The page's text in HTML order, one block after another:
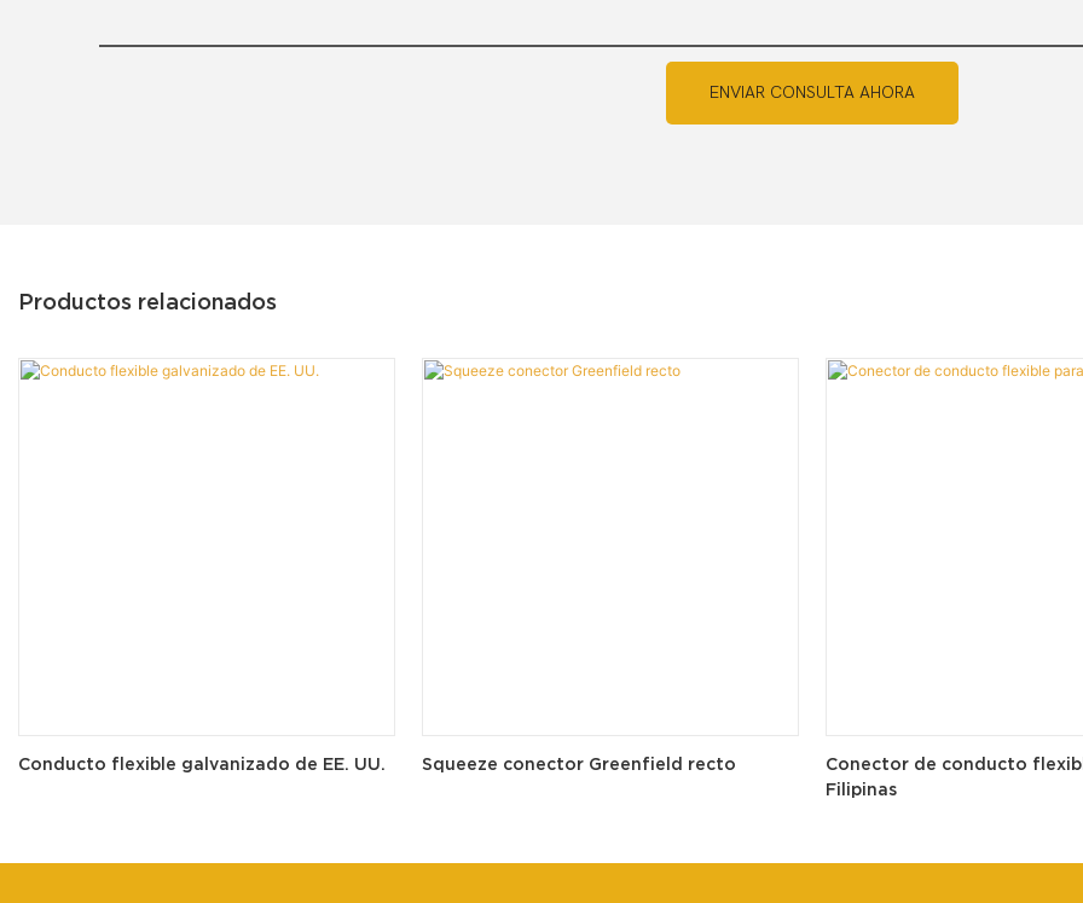
ENVIAR CONSULTA AHORA
Productos relacionados
Conducto flexible galvanizado de EE. UU. Squeeze conector Greenfield recto
Conector de conducto
Filipinas